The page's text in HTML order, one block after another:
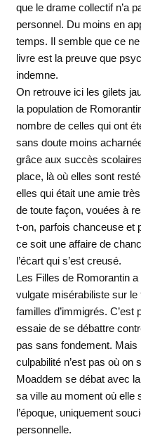
que le drame collectif n’a
personnel. Du moins en
temps. Il semble que ce
livre est la preuve que
indemne.
On retrouve ici les gilets
la population de
nombre de celles qui ont
sans doute moins
grâce aux succès
place, là où elles sont
elles qui était une amie
de toute façon, vouées à
t-on, parfois chanceuse et
ce soit une affaire de
l’écart qui s’est creusé.
Les Filles de Romorantin
vulgate misérabiliste sur
familles d’immigrés. C’est
essaie de se débattre
pas sans fondement.
culpabilité n’est pas où on
Moaddem se débat avec
sa ville au moment où elle
l’époque, uniquement
personnelle.